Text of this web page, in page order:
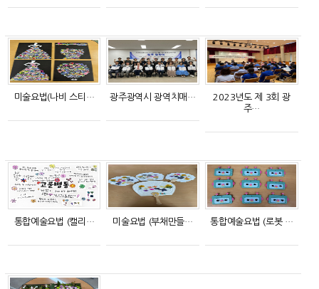
미술요법(나비 스티… 광주광역시 광역치매…
2023년도 제 3회 광
주…
통합예술요법 (캘리… 미술요법 (부채만들… 통합예술요법 (로봇 …